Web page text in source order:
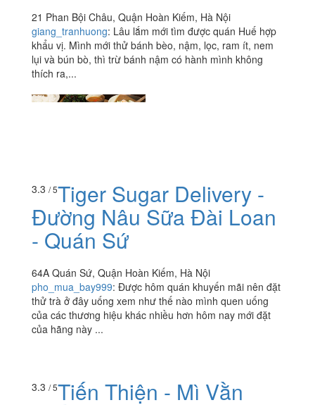
21 Phan Bội Châu, Quận Hoàn Kiếm, Hà Nội
giang_tranhuong: Lâu lắm mới tìm được quán Huế hợp
khẩu vị. Mình mới thử bánh bèo, nậm, lọc, ram ít, nem
lụi và bún bò, thì trừ bánh nậm có hành mình không
thích ra,...
3.3 / 5Tiger Sugar Delivery -
Đường Nâu Sữa Đài Loan
- Quán Sứ
64A Quán Sứ, Quận Hoàn Kiếm, Hà Nội
pho_mua_bay999: Được hôm quán khuyến mãi nên đặt
thử trà ở đây uống xem như thế nào mình quen uống
của các thương hiệu khác nhiều hơn hôm nay mới đặt
của hãng này ...